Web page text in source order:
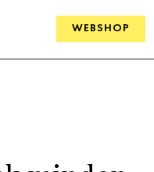
WEBSHOP